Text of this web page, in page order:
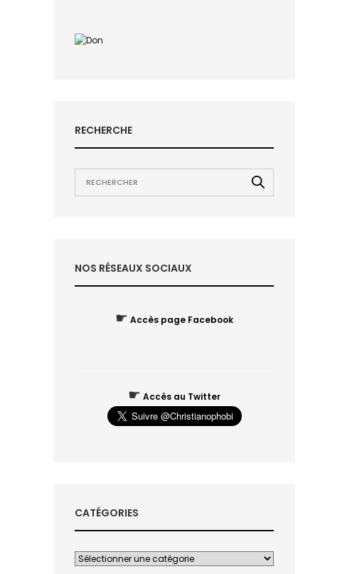
RECHERCHE
NOS RÉSEAUX SOCIAUX
☛ Accès page Facebook
☛ Accès au Twitter
CATÉGORIES